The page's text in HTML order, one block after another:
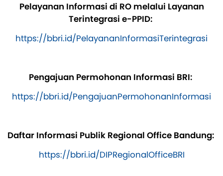
Pelayanan Informasi di RO melalui Layanan
Terintegrasi e-PPID:
https://bbri.id/PelayananInformasiTerintegrasi
Pengajuan Permohonan Informasi BRI:
https://bbri.id/PengajuanPermohonanInformasi
Daftar Informasi Publik Regional Office Bandung:
https://bbri.id/DIPRegionalOfficeBRI